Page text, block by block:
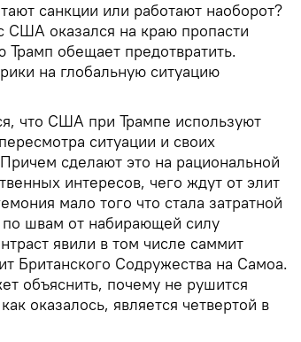
санкции или работают наоборот?
США оказался на краю пропасти
обещает предотвратить.
на глобальную ситуацию
что США при Трампе используют
ситуации и своих
сделают это на рациональной
интересов, чего ждут от элит
мало того что стала затратной
швам от набирающей силу
явили в том числе саммит
Британского Содружества на Самоа.
объяснить, почему не рушится
оказалось, является четвертой в